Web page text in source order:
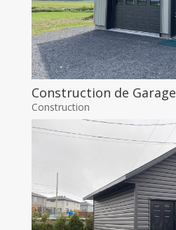
Construction de Garage
Construction